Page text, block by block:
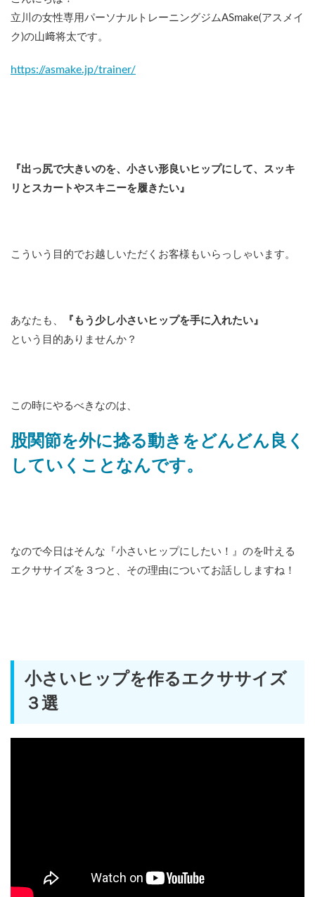
立川の女性専用パーソナルトレーニングジムASmake(アスメイ
ク)の山﨑将太です。
https://asmake.jp/trainer/
『出っ尻で大きいのを、小さい形良いヒップにして、スッキ
リとスカートやスキニーを履きたい』
こういう目的でお越しいただくお客様もいらっしゃいます。
あなたも、
『もう少し小さいヒップを手に入れたい』
という目的ありませんか？
この時にやるべきなのは、
股関節を外に捻る動きをどんどん良く
していくことなんです。
なので今日はそんな『小さいヒップにしたい！』のを叶える
エクササイズを３つと、その理由についてお話ししますね！
小さいヒップを作るエクササイズ
３選